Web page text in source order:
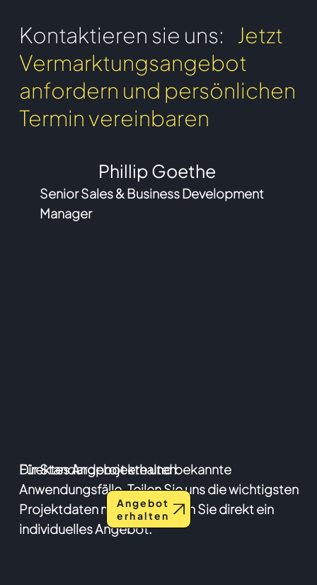
Kontaktieren sie uns: Jetzt
Vermarktungsangebot
anfordern und persönlichen
Termin vereinbaren
Phillip Goethe
Senior Sales & Business Development
Manager
Direktes Angebot erhalten
Für Standardprojekte und bekannte
Anwendungsfälle. Teilen Sie uns die wichtigsten
Projektdaten mit und erhalten Sie direkt ein
individuelles Angebot.
Angebot
erhalten